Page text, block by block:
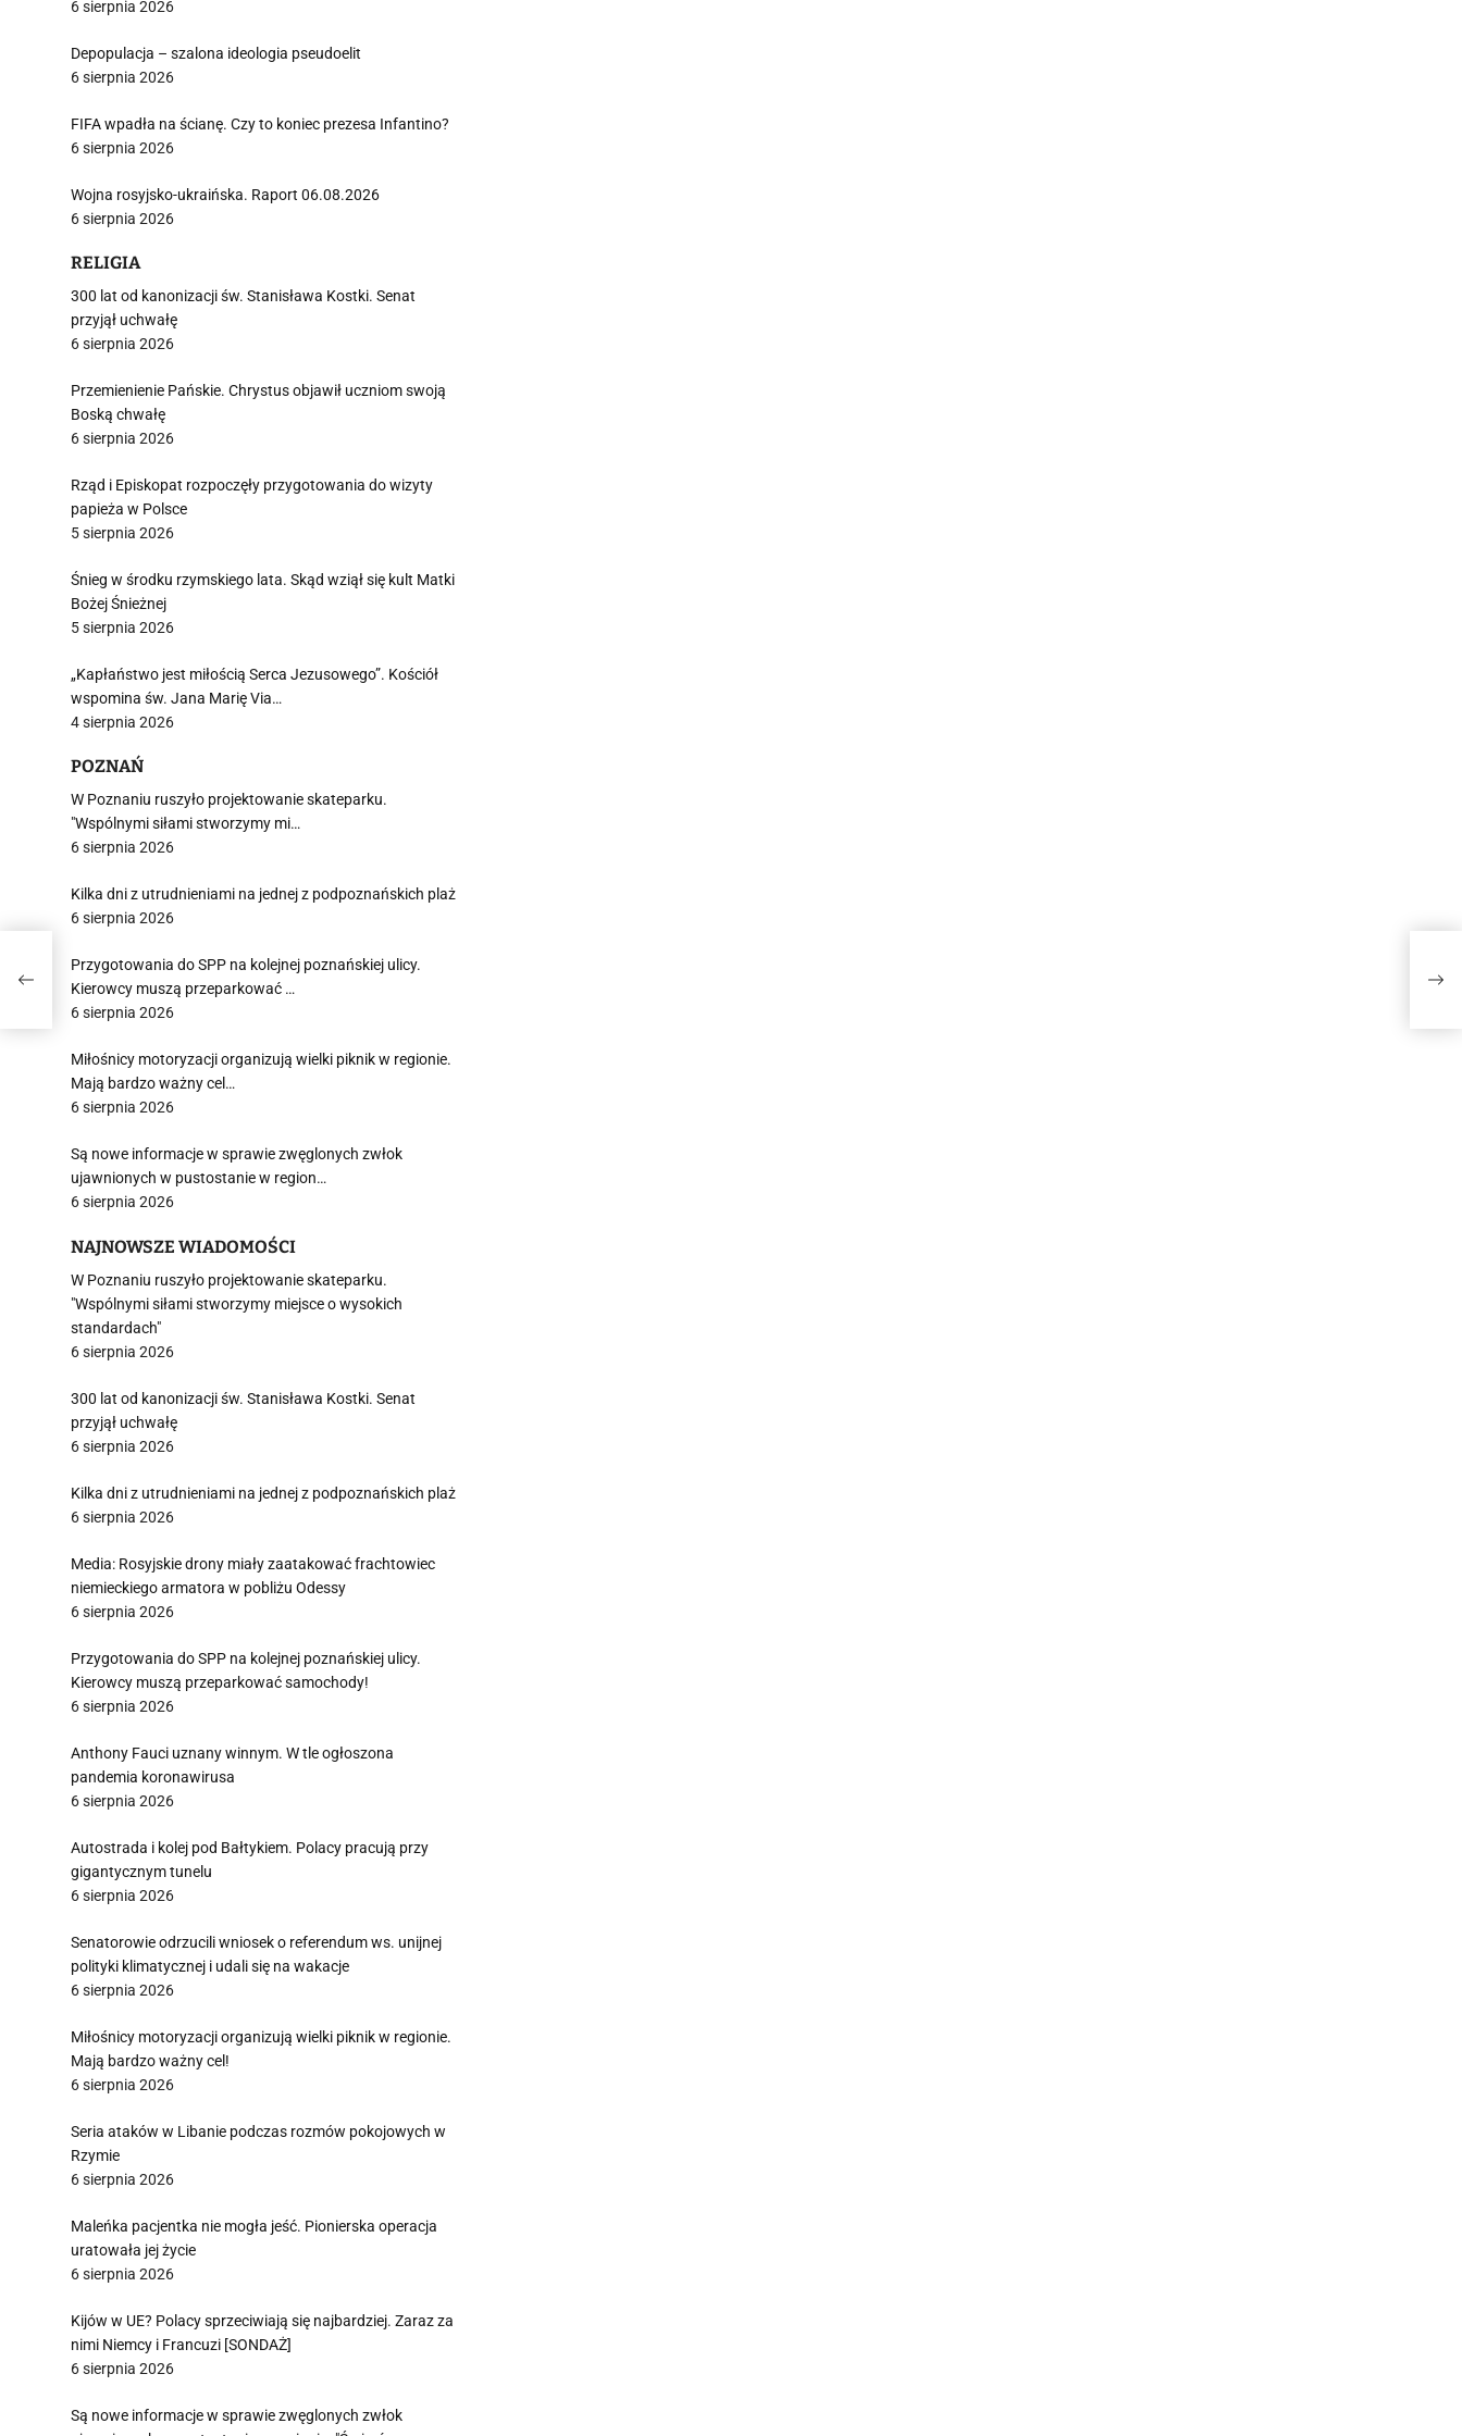
6 sierpnia 2026
Depopulacja – szalona ideologia pseudoelit
6 sierpnia 2026
FIFA wpadła na ścianę. Czy to koniec prezesa Infantino?
6 sierpnia 2026
Wojna rosyjsko-ukraińska. Raport 06.08.2026
6 sierpnia 2026
RELIGIA
300 lat od kanonizacji św. Stanisława Kostki. Senat
przyjął uchwałę
6 sierpnia 2026
Przemienienie Pańskie. Chrystus objawił uczniom swoją
Boską chwałę
6 sierpnia 2026
Rząd i Episkopat rozpoczęły przygotowania do wizyty
papieża w Polsce
5 sierpnia 2026
Śnieg w środku rzymskiego lata. Skąd wziął się kult Matki
Bożej Śnieżnej
5 sierpnia 2026
„Kapłaństwo jest miłością Serca Jezusowego”. Kościół
wspomina św. Jana Marię Via…
4 sierpnia 2026
POZNAŃ
W Poznaniu ruszyło projektowanie skateparku.
"Wspólnymi siłami stworzymy mi…
6 sierpnia 2026
Kilka dni z utrudnieniami na jednej z podpoznańskich plaż
6 sierpnia 2026
Przygotowania do SPP na kolejnej poznańskiej ulicy.
Kierowcy muszą przeparkować …
6 sierpnia 2026
Miłośnicy motoryzacji organizują wielki piknik w regionie.
Mają bardzo ważny cel…
6 sierpnia 2026
Są nowe informacje w sprawie zwęglonych zwłok
ujawnionych w pustostanie w region…
6 sierpnia 2026
NAJNOWSZE WIADOMOŚCI
W Poznaniu ruszyło projektowanie skateparku.
"Wspólnymi siłami stworzymy miejsce o wysokich
standardach"
6 sierpnia 2026
300 lat od kanonizacji św. Stanisława Kostki. Senat
przyjął uchwałę
6 sierpnia 2026
Kilka dni z utrudnieniami na jednej z podpoznańskich plaż
6 sierpnia 2026
Media: Rosyjskie drony miały zaatakować frachtowiec
niemieckiego armatora w pobliżu Odessy
6 sierpnia 2026
Przygotowania do SPP na kolejnej poznańskiej ulicy.
Kierowcy muszą przeparkować samochody!
6 sierpnia 2026
Anthony Fauci uznany winnym. W tle ogłoszona
pandemia koronawirusa
6 sierpnia 2026
Autostrada i kolej pod Bałtykiem. Polacy pracują przy
gigantycznym tunelu
6 sierpnia 2026
Senatorowie odrzucili wniosek o referendum ws. unijnej
polityki klimatycznej i udali się na wakacje
6 sierpnia 2026
Miłośnicy motoryzacji organizują wielki piknik w regionie.
Mają bardzo ważny cel!
6 sierpnia 2026
Seria ataków w Libanie podczas rozmów pokojowych w
Rzymie
6 sierpnia 2026
Maleńka pacjentka nie mogła jeść. Pionierska operacja
uratowała jej życie
6 sierpnia 2026
Kijów w UE? Polacy sprzeciwiają się najbardziej. Zaraz za
nimi Niemcy i Francuzi [SONDAŻ]
6 sierpnia 2026
Są nowe informacje w sprawie zwęglonych zwłok